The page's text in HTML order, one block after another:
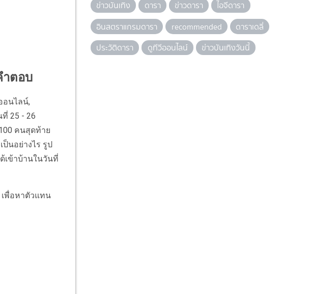
ำตอบ
อนไลน์,
25 - 26
คนสุดท้าย
นอย่างไร รูป
เข้าบ้านในวันที่
เพื่อหาตัวแทน
ข่าวบันเทิง ดารา ข่าวดารา
ไอจีดารา
อินสตราแกรมดารา
recommended
ดาราเดลี่
ประวัติดารา
ดูทีวีออนไลน์ ข่าวบันเทิงวันนี้